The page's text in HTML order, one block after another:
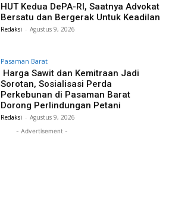
HUT Kedua DePA-RI, Saatnya Advokat
Bersatu dan Bergerak Untuk Keadilan
Redaksi - Agustus 9, 2026
Pasaman Barat
Harga Sawit dan Kemitraan Jadi
Sorotan, Sosialisasi Perda
Perkebunan di Pasaman Barat
Dorong Perlindungan Petani
Redaksi - Agustus 9, 2026
- Advertisement -